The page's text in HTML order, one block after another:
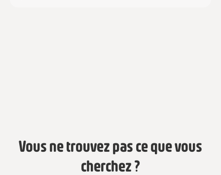
Vous ne trouvez pas ce que vous
cherchez ?